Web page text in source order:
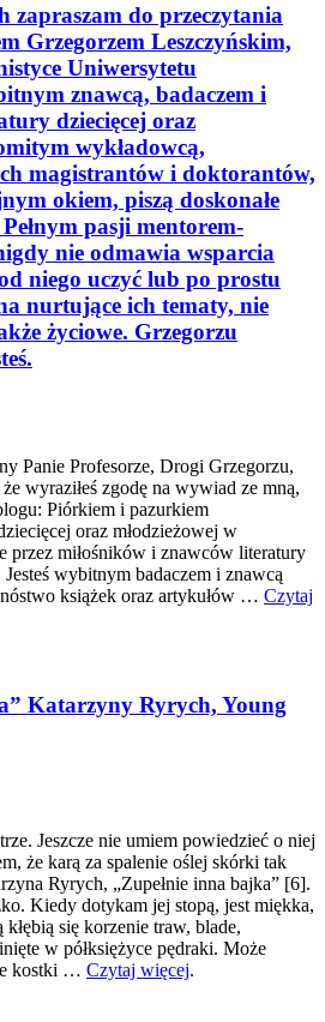
zapraszam do przeczytania
Grzegorzem Leszczyńskim,
Uniwersytetu
znawcą, badaczem i
dziecięcej oraz
wykładowcą,
magistrantów i doktorantów,
okiem, piszą doskonałe
pasji mentorem-
nie odmawia wsparcia
niego uczyć lub po prostu
nurtujące ich tematy, nie
życiowe. Grzegorzu
Panie Profesorze, Drogi Grzegorzu,
wyraziłeś zgodę na wywiad ze mną,
Piórkiem i pazurkiem
oraz młodzieżowej w
przez miłośników i znawców literatury
wybitnym badaczem i znawcą
książek oraz artykułów … Czytaj
Katarzyny Ryrych, Young
Jeszcze nie umiem powiedzieć o niej
że karą za spalenie oślej skórki tak
Ryrych, „Zupełnie inna bajka” [6].
Kiedy dotykam jej stopą, jest miękka,
się korzenie traw, blade,
w półksiężyce pędraki. Może
kostki … Czytaj więcej.